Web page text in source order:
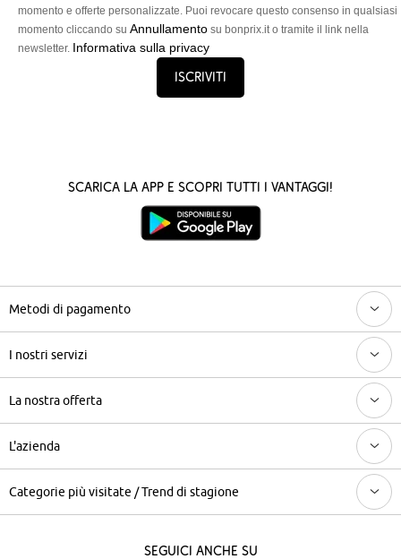
momento e offerte personalizzate. Puoi revocare questo consenso in qualsiasi
momento cliccando su Annullamento su bonprix.it o tramite il link nella
newsletter. Informativa sulla privacy
Iscriviti
Scarica la App e scopri tutti i vantaggi!
Metodi di pagamento
I nostri servizi
La nostra offerta
L'azienda
Categorie più visitate / Trend di stagione
Seguici anche su